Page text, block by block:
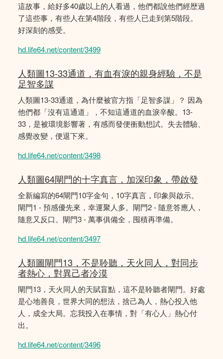
這故事，給好多40歲以上的人看過，他們都說他們經歴過
了這些事，有些人在第4階段，有些人已走到第5階段。
好深刻的感受。
hd.life64.net/content/3499
人類圖13-33通道，有血有淚的親身經驗，不是
足智多謀
人類圖13-33通道，為什麼被官方指「足智多謀」？ 因為
他們都「沒有這通道」，不知這通道的血淚辛酸。13-
33，是被環境影響著，有感而發便衝動想試。失去體驗、
感覺改變，便退下來。
hd.life64.net/content/3498
人類圖64閘門的十字真言，加深印象，帶啟發
全新編寫的64閘門10字金句，10字真言，印象與啟示。
閘門1 - 預感優先來，幸運聚人多。閘門2 - 隨意答應人，
隨意又反口。閘門3 - 萬事俱備全，囤積再準備。
hd.life64.net/content/3497
人類圖閘門13，不是聆聽，天火同人，對同步
者熱心，對異己者冷漠
閘門13，天火同人的天賦盲點，這不是聆聽者閘門。好處
是心地善良，世界大同的想法，捨己為人，熱心投入他
人，成全大局。忘我投入在事情，對「有心人」熱心付
出。
hd.life64.net/content/3496